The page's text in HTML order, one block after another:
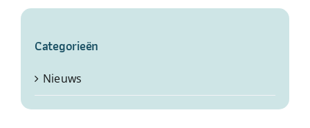
Categorieën
Nieuws